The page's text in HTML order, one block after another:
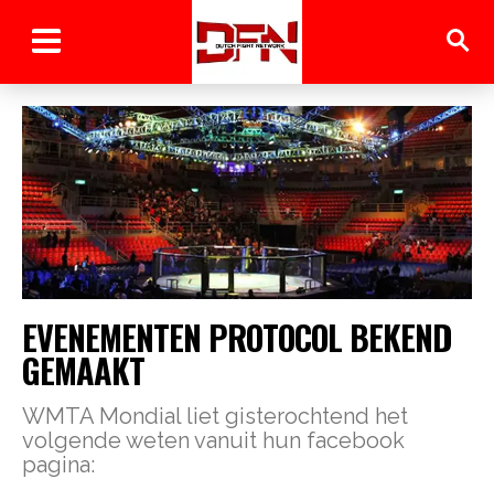
EVENEMENTEN PROTOCOL BEKEND
GEMAAKT
WMTA Mondial liet gisterochtend het
volgende weten vanuit hun facebook
pagina: